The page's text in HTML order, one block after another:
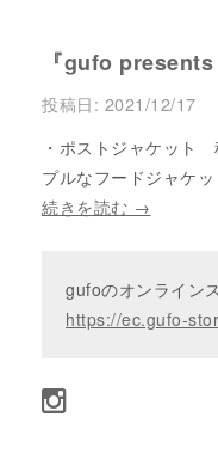
『gufo
投稿日: 2021/12/17
・ポストジャケット
プルなフードジャケ
続きを読む →
gufoのオンライン
https://ec.gufo-